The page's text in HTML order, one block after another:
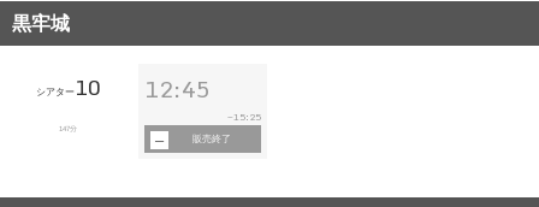
黒牢城
シアター10
147分
12:45
~ 15:25
販売終了